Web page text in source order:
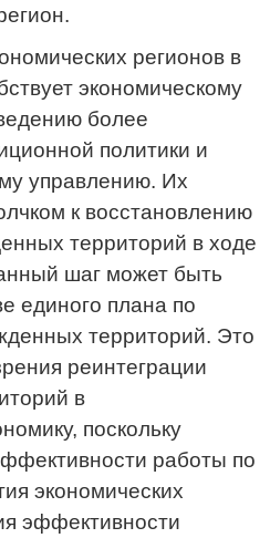
регионов в
экономическому
более
политики и
управлению. Их
к восстановлению
территорий в ходе
шаг может быть
единого плана по
территорий. Это
реинтеграции
в
поскольку
работы по
экономических
эффективности